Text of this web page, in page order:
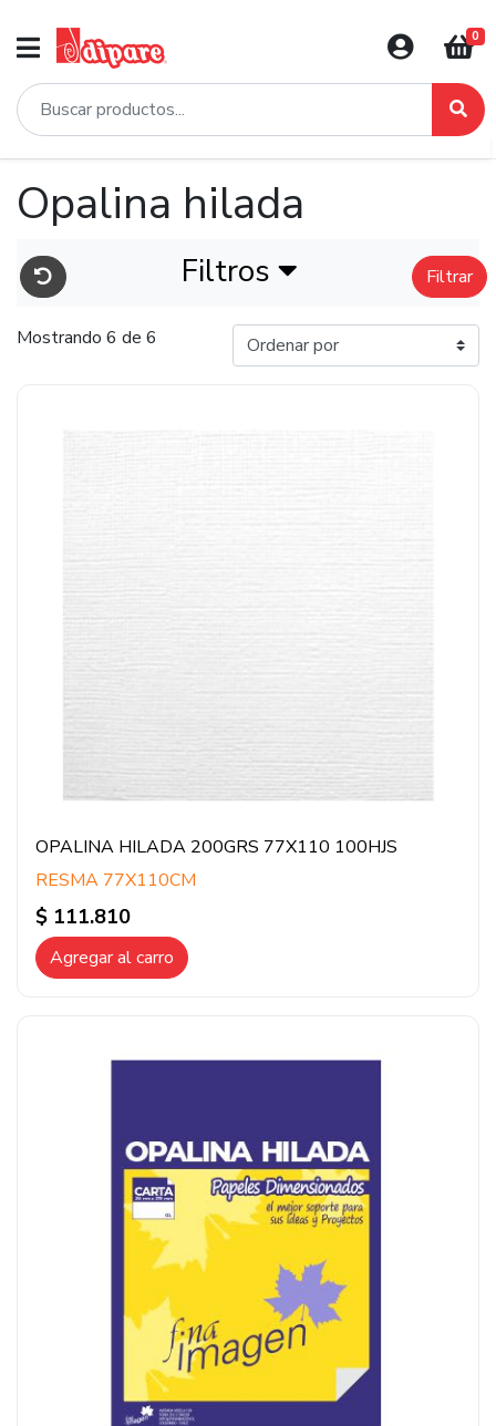
0
Opalina hilada
Filtros Filtrar
Mostrando 6 de 6
OPALINA HILADA 200GRS 77X110 100HJS
RESMA 77X110CM
$ 111.810
Agregar al carro